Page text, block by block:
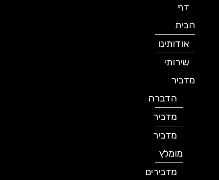
דף
הבית
אודותינו
שירותי
מדביר
הדברה
מדביר
מדביר
מומלץ
מדבירים